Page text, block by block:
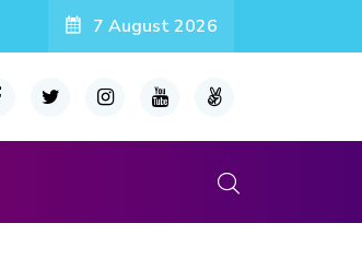
7 August 2026